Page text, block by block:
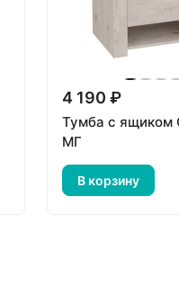
4 190 ₽
Тумба с ящиком
МГ
В корзину